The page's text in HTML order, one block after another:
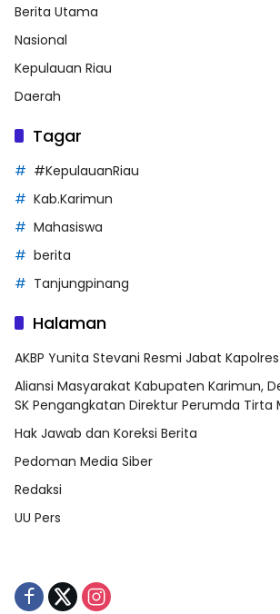
Berita Utama
Nasional
Kepulauan Riau
Daerah
Tagar
#KepulauanRiau
Kab.Karimun
Mahasiswa
berita
Tanjungpinang
Halaman
AKBP Yunita Stevani Resmi Jabat
Aliansi Masyarakat Kabupaten Karimun,
SK Pengangkatan Direktur Perumda Tirta
Hak Jawab dan Koreksi Berita
Pedoman Media Siber
Redaksi
UU Pers